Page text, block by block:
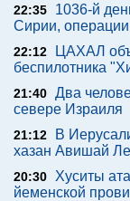
22:35
1036-й
Сирии,
22:12
ЦАХАЛ
беспилотника
21:40 Два
севере Израиля
21:12
В
хазан Авишай
20:30
Хуситы
йеменской